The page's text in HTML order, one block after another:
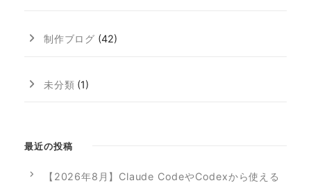
制作ブログ (42)
未分類 (1)
最近の投稿
【2026年8月】Claude CodeやCodexから使える